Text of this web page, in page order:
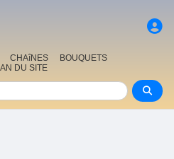
CHAîNES
BOUQUETS
DU SITE